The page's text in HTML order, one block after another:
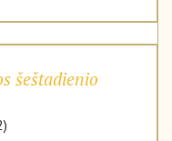
šeštadienio